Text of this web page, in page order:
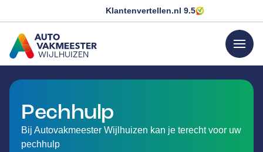
Klantenvertellen.nl 9.5
WIJLHUIZEN
GA NAAR DE HOMEPAGINA
menu
Pechhulp
Bij Autovakmeester Wijlhuizen kan je terecht voor uw
pechhulp